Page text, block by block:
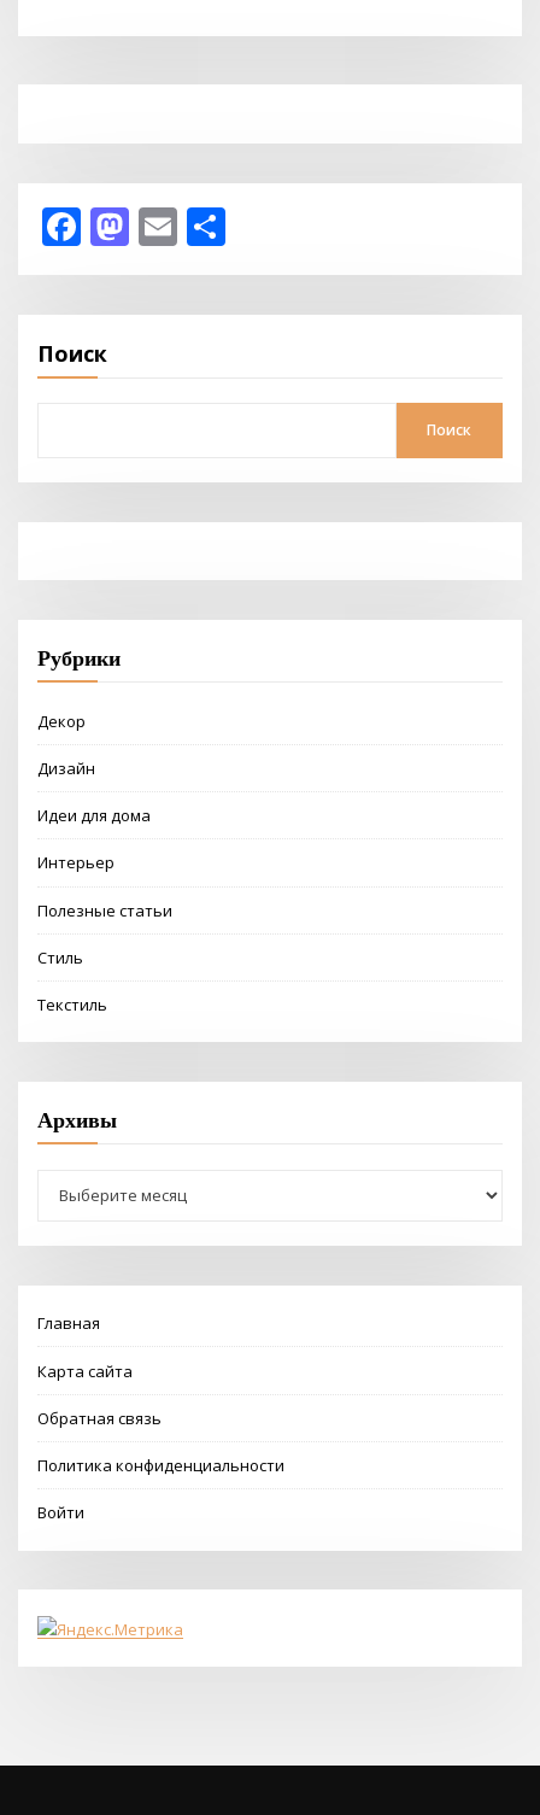
Facebook
Mastodon
Email
Поиск
Поиск
Рубрики
Декор
Дизайн
Идеи для дома
Интерьер
Полезные статьи
Стиль
Текстиль
Архивы
Главная
Карта сайта
Обратная связь
Политика конфиденциальности
Войти